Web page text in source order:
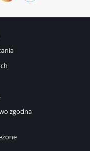
zgodna